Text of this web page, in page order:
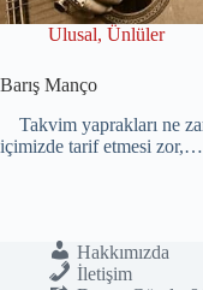
Ulusal, Ünlüler
Barış Manço
Takvim yaprakları ne
içimizde tarif etmesi zor,…
Hakkımızda
İletişim